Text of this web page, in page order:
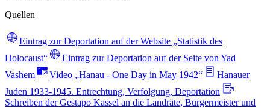
Quellen
Eintrag zur Deportation auf der Website „Statistik des
Holocaust“
Eintrag zur Deportation auf der Seite von Yad
Vashem
Video „Hanau - One Day in May 1942“
Hanauer
Juden 1933-1945. Entrechtung, Verfolgung, Deportation
Schreiben der Gestapo Kassel an die Landräte, Bürgermeister und